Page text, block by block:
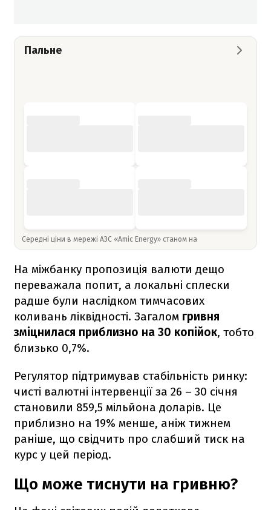
Пальне
Середні ціни в мережі АЗС «Amic Energy» станом на
На міжбанку пропозиція валюти дещо
переважала попит, а локальні сплески
радше були наслідком тимчасових
коливань ліквідності. Загалом гривня
зміцнилася приблизно на 30 копійок, тобто
близько 0,7%.
Регулятор підтримував стабільність ринку:
чисті валютні інтервенції за 26 – 30 січня
становили 859,5 мільйона доларів. Це
приблизно на 19% менше, аніж тижнем
раніше, що свідчить про слабший тиск на
курс у цей період.
Що може тиснути на гривню?